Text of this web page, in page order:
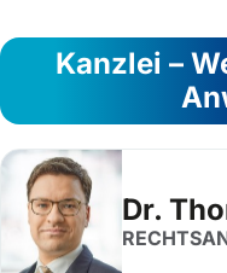
Kanzlei –
Dr.